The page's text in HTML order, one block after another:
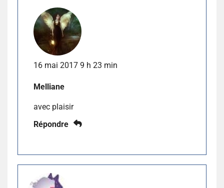
16 mai 2017 9 h 23 min
Melliane
avec plaisir
Répondre